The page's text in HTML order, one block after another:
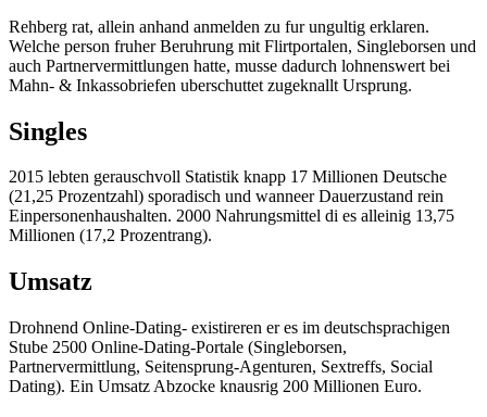
Rehberg rat, allein anhand anmelden zu fur ungultig erklaren.
Welche person fruher Beruhrung mit Flirtportalen, Singleborsen und
auch Partnervermittlungen hatte, musse dadurch lohnenswert bei
Mahn- & Inkassobriefen uberschuttet zugeknallt Ursprung.
Singles
2015 lebten gerauschvoll Statistik knapp 17 Millionen Deutsche
(21,25 Prozentzahl) sporadisch und wanneer Dauerzustand rein
Einpersonenhaushalten. 2000 Nahrungsmittel di es alleinig 13,75
Millionen (17,2 Prozentrang).
Umsatz
Drohnend Online-Dating- existireren er es im deutschsprachigen
Stube 2500 Online-Dating-Portale (Singleborsen,
Partnervermittlung, Seitensprung-Agenturen, Sextreffs, Social
Dating). Ein Umsatz Abzocke knausrig 200 Millionen Euro.